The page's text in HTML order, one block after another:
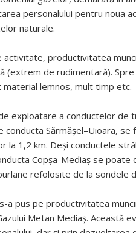
personalului pentru noua
naturale.
activitate, productivitatea
(extrem de rudimentară).
material lemnos, mult timp etc.
exploatare a conductelor de
conducta Sărmășel–Uioara,
la 1,2 km. Deşi conductele
Copşa-Mediaş se
refolosite de la sondele
a pus pe productivitatea
Metan Mediaş. Această